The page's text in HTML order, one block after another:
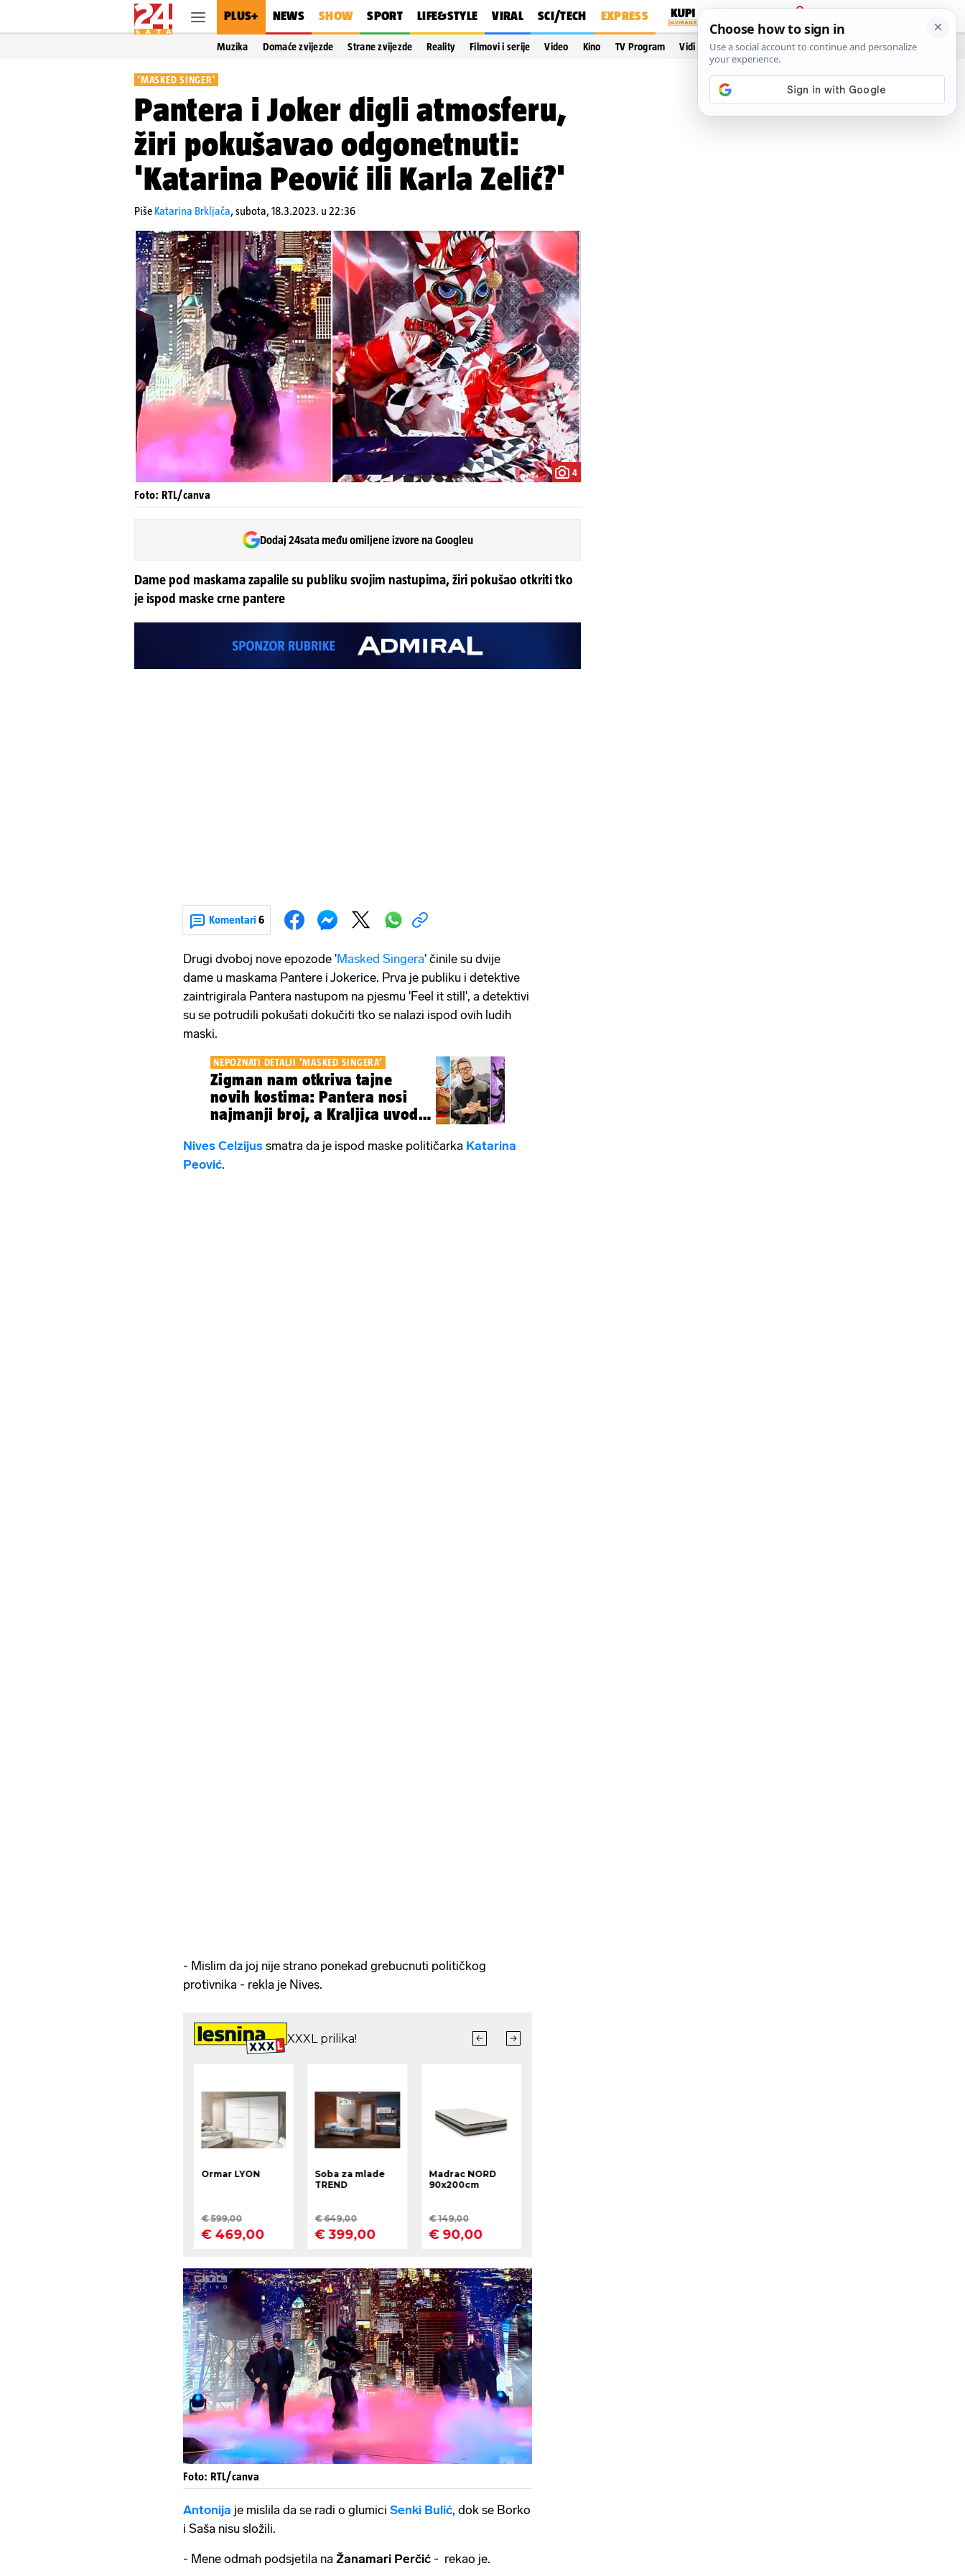
PLUS+ NEWS SHOW SPORT LIFE&STYLE VIRAL SCI/TECH EXPRESS
PRIJAVA
Muzika Domaće zvijezde Strane zvijezde Reality Filmovi i serije Video Kino TV Program Vidi još…
'MASKED SINGER'
Pantera i Joker digli atmosferu,
žiri pokušavao odgonetnuti:
'Katarina Peović ili Karla Zelić?'
Piše Katarina Brkljača,subota, 18.3.2023. u 22:36
4
Foto: RTL/canva
Dodaj 24sata među omiljene izvore na Googleu
Dame pod maskama zapalile su publiku svojim nastupima, žiri pokušao otkriti tko
je ispod maske crne pantere
Komentari 6
Drugi dvoboj nove epozode 'Masked Singera' činile su dvije
dame u maskama Pantere i Jokerice. Prva je publiku i detektive
zaintrigirala Pantera nastupom na pjesmu 'Feel it still', a detektivi
su se potrudili pokušati dokučiti tko se nalazi ispod ovih ludih
maski.
NEPOZNATI DETALJI 'MASKED SINGERA'
Zigman nam otkriva tajne
novih kostima: Pantera nosi
najmanji broj, a Kraljica uvodi
Nives Celzijus smatra da je ispod maske političarka Katarina
Peović.
- Mislim da joj nije strano ponekad grebucnuti političkog
protivnika - rekla je Nives.
Foto: RTL/canva
Antonija je mislila da se radi o glumici Senki Bulić, dok se Borko
i Saša nisu složili.
- Mene odmah podsjetila na Žanamari Perčić - rekao je.